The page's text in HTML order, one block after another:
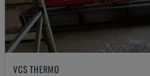
VCS THERMO